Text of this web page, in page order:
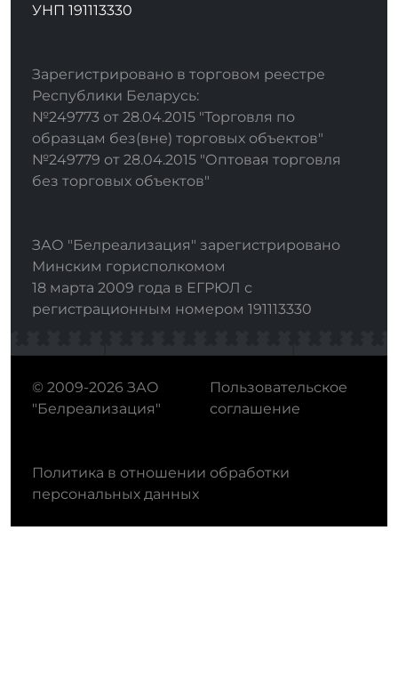
УНП 191113330
Зарегистрировано в торговом реестре
Республики Беларусь:
№249773 от 28.04.2015 "Торговля по
образцам без(вне) торговых объектов"
№249779 от 28.04.2015 "Оптовая торговля
без торговых объектов"
ЗАО "Белреализация" зарегистрировано
Минским горисполкомом
18 марта 2009 года в ЕГРЮЛ с
регистрационным номером 191113330
© 2009-2026 ЗАО
"Белреализация"
Пользовательское
соглашение
Политика в отношении обработки
персональных данных